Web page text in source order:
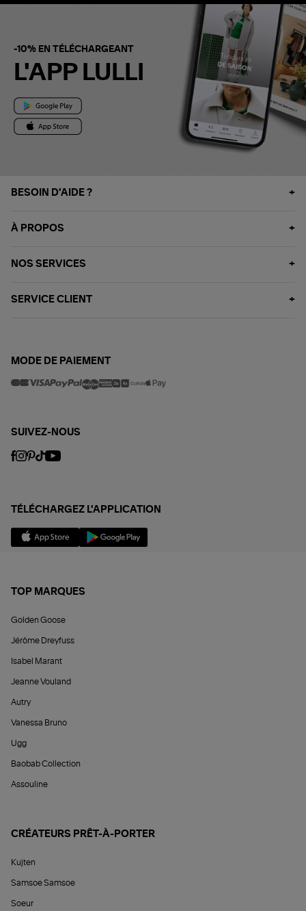
-10% EN TÉLÉCHARGEANT
L'APP LULLI
BESOIN D'AIDE ?
À PROPOS
NOS SERVICES
SERVICE CLIENT
MODE DE PAIEMENT
SUIVEZ-NOUS
TÉLÉCHARGEZ L'APPLICATION
TOP MARQUES
Golden Goose
Jérôme Dreyfuss
Isabel Marant
Jeanne Vouland
Autry
Vanessa Bruno
Ugg
Baobab Collection
Assouline
CRÉATEURS PRÊT-À-PORTER
Kujten
Samsoe Samsoe
Soeur